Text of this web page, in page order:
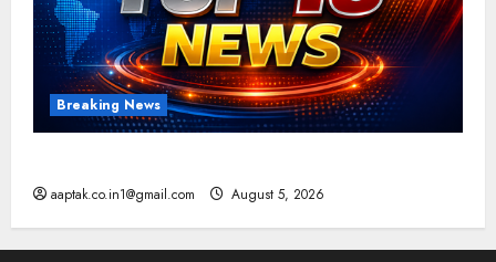
Breaking News
aaptak.co.in1@gmail.com August 5, 2026